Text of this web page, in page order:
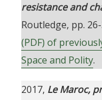
resistance and
Routledge, pp.
(PDF) of
Space and Polity.
2017, Le Maroc,